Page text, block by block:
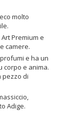
molto
Premium e
camere.
e ha un
corpo e anima.
pezzo di
Adige.